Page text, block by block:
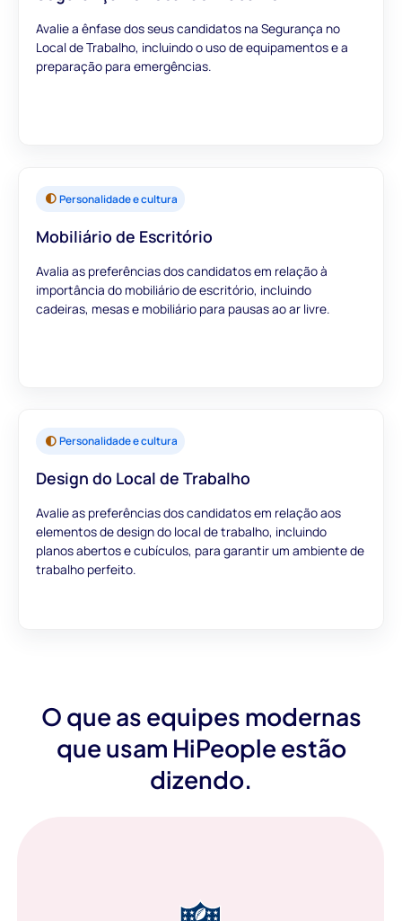
Avalie a ênfase dos seus candidatos na Segurança no
Local de Trabalho, incluindo o uso de equipamentos e a
preparação para emergências.
Personalidade e cultura
Mobiliário de Escritório
Avalia as preferências dos candidatos em relação à
importância do mobiliário de escritório, incluindo
cadeiras, mesas e mobiliário para pausas ao ar livre.
Personalidade e cultura
Design do Local de Trabalho
Avalie as preferências dos candidatos em relação aos
elementos de design do local de trabalho, incluindo
planos abertos e cubículos, para garantir um ambiente de
trabalho perfeito.
O que as equipes modernas
que usam HiPeople estão
dizendo.